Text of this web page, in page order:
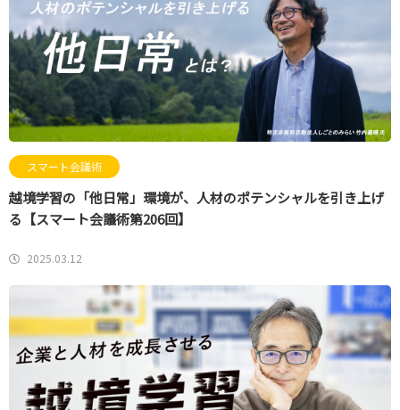
スマート会議術
越境学習の「他日常」環境が、人材のポテンシャルを引き上げ
る【スマート会議術第206回】
2025.03.12